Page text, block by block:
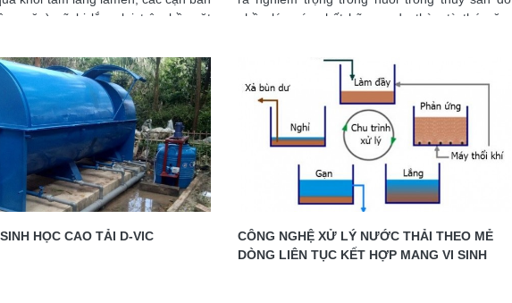
cặn) sẽ bị lắng lại trên bề mặt
chiều ngược lại và được gom lại
tập trung và chứa cặn. Ống lắng có
hai chiều ngược nhau làm tăng
cặn do dòng nước đi lên bị chia
hướng làm giảm thế năng của hạt
năng lắng cặn, tăng hệ số sử
và giảm được thời gian lắng.
phần lớn các chất hữu cơ dư thừa từ thức ăn,
nuôi. Nồng độ amoni, BOD tăng theo thời gian
do chất thải của tôm, lượng thức ăn dư thừa
gây ra. Ngoài ra hàng ngày các hộ ao nuôi tôm
phải thay thế và bổ sung 10-15% lượng nước
ao nuôi, chính vì thế sẽ làm thay đổi môi trường
sống của tôm, làm tôm chậm phát triển làm ảnh
hưởng đến năng suất nuôi tôm.
HỌC CAO TẢI D-VIC
CÔNG NGHỆ XỬ LÝ NƯỚC THẢI THEO MẺ
DÒNG LIÊN TỤC KẾT HỢP MANG VI SINH